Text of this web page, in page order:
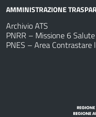
AMMINISTRAZIONE
Archivio ATS
PNRR – Missione 6 Salute
PNES – Area